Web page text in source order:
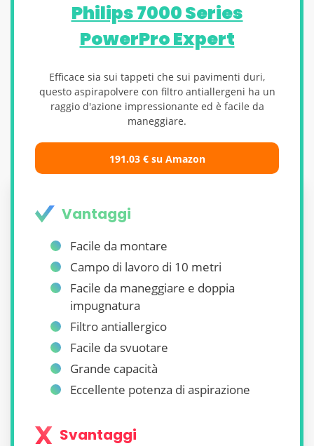
Philips 7000 Series
PowerPro Expert
Efficace sia sui tappeti che sui pavimenti duri,
questo aspirapolvere con filtro antiallergeni ha un
raggio d'azione impressionante ed è facile da
maneggiare.
191.03 € su Amazon
Vantaggi
Facile da montare
Campo di lavoro di 10 metri
Facile da maneggiare e doppia
impugnatura
Filtro antiallergico
Facile da svuotare
Grande capacità
Eccellente potenza di aspirazione
Svantaggi